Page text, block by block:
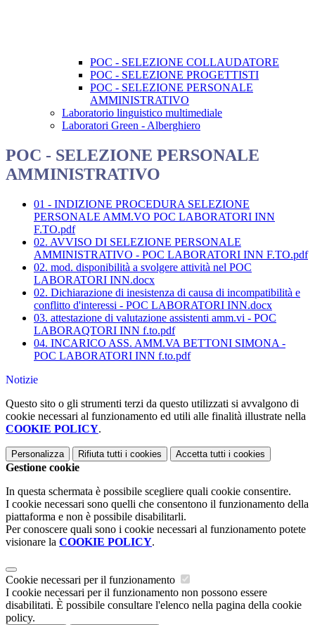
POC - SELEZIONE COLLAUDATORE
POC - SELEZIONE PROGETTISTI
POC - SELEZIONE PERSONALE
AMMINISTRATIVO
Laboratorio linguistico multimediale
Laboratori Green - Alberghiero
POC - SELEZIONE PERSONALE
AMMINISTRATIVO
01 - INDIZIONE PROCEDURA SELEZIONE
PERSONALE AMM.VO POC LABORATORI INN
F.TO.pdf
02. AVVISO DI SELEZIONE PERSONALE
AMMINISTRATIVO - POC LABORATORI INN F.TO.pdf
02. mod. disponibilità a svolgere attività nel POC
LABORATORI INN.docx
02. Dichiarazione di inesistenza di causa di incompatibilità e
conflitto d'interessi - POC LABORATORI INN.docx
03. attestazione di valutazione assistenti amm.vi - POC
LABORAQTORI INN f.to.pdf
04. INCARICO ASS. AMM.VA BETTONI SIMONA -
POC LABORATORI INN f.to.pdf
Notizie
Questo sito o gli strumenti terzi da questo utilizzati si avvalgono di
cookie necessari al funzionamento ed utili alle finalità illustrate nella
COOKIE POLICY.
Personalizza Rifiuta tutti i cookies Accetta tutti i cookies
Gestione cookie
In questa schermata è possibile scegliere quali cookie consentire.
I cookie necessari sono quelli che consentono il funzionamento della
piattaforma e non è possibile disabilitarli.
Per conoscere quali sono i cookie necessari al funzionamento potete
visionare la COOKIE POLICY.
Cookie necessari per il funzionamento
I cookie necessari per il funzionamento non possono essere
disabilitati. È possibile consultare l'elenco nella pagina della cookie
policy.